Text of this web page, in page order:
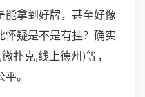
能拿到好牌，甚至好像
怀疑是不是有挂？确实
扑克,线上德州)等，
。